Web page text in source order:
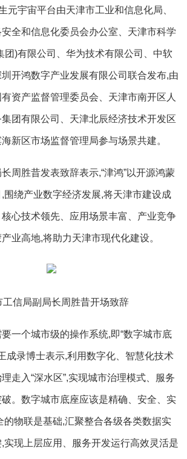
元宇宙平台由天津市工业和信息化局、
全和信息化委员会办公室、天津市科学
团)有限公司、华为技术有限公司、中软
开鸿数字产业发展有限公司联合发布,由
资产监督管理委员会、天津市南开区人
团有限公司、天津北辰经济技术开发区
新区市场监督管理局参与场景共建。
周胜昔发表致辞表示,“津鸿”以开源鸿蒙
围绕产业数字经济发展,将天津市建设成
心技术领先、应用场景丰富、产业竞争
业高地,将助力天津市现代化建设。
工信局副局长周胜昔开场致辞
一个城市级的操作系统,即“数字城市底
成录博士表示,利用数字化、智慧化技术
走入“深水区”,实现城市治理模式、服务
。数字城市底座应该是精确、安全、实
的物联是基础,汇聚整合各级各类数据实
实现上层应用、服务开发运行高效灵活是